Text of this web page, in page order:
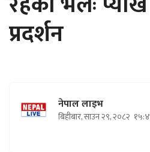
प्रदर्शन
नेपाल लाइभ
बिहीबार, साउन २९, २०८२